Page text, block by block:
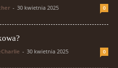
- 30 kwietnia 2025 0
- 30 kwietnia 2025 0